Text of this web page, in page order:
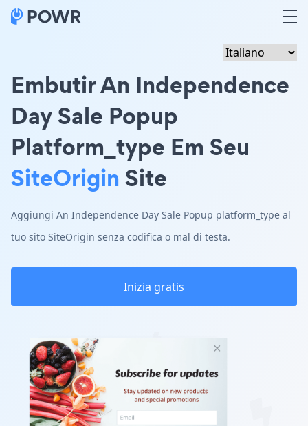
Embutir An Independence
Day Sale Popup
Platform_type Em Seu
SiteOriginSite
Aggiungi An Independence Day Sale Popup platform_type al
tuo sito SiteOrigin senza codifica o mal di testa.
Inizia gratis